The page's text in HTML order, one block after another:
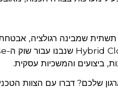
שמבינה רגולציה, אבטחת
ביצועים והמשכיות עסקית.